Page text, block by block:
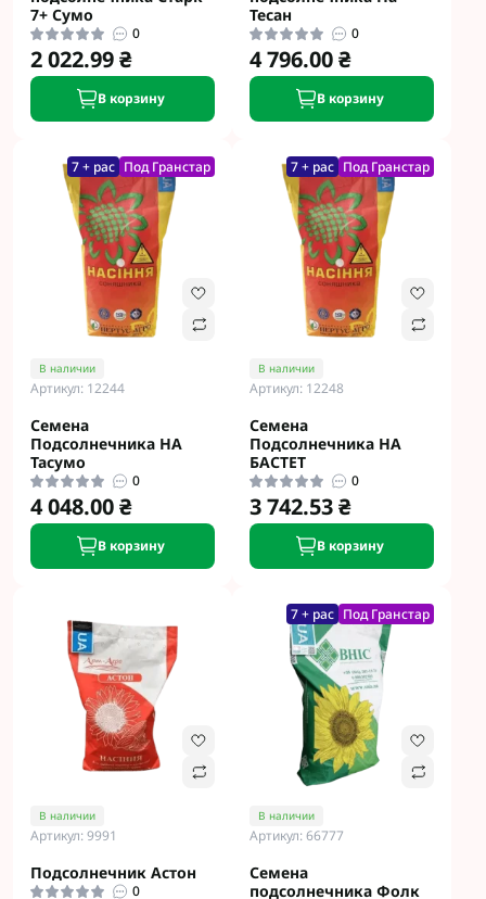
7+ Сумо
0
2 022.99 ₴
В корзину
Тесан
0
4 796.00 ₴
В корзину
7 + рас Под Гранстар
В наличии
Артикул: 12244
Семена
Подсолнечника НА
Тасумо
0
4 048.00 ₴
В корзину
7 + рас Под Гранстар
В наличии
Артикул: 12248
Семена
Подсолнечника НА
БАСТЕТ
0
3 742.53 ₴
В корзину
В наличии
Артикул: 9991
Подсолнечник Астон
0
7 + рас Под Гранстар
В наличии
Артикул: 66777
Семена
подсолнечника Фолк